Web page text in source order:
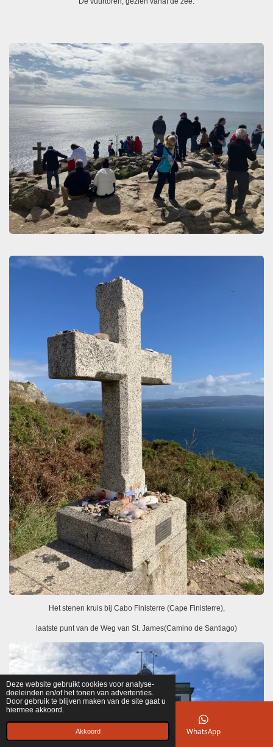
Deze website gebruikt cookies voor analyse-
doeleinden en/of het tonen van advertenties.
Door gebruik te blijven maken van de site gaat u
hiermee akkoord.
Akkoord
Het stenen kruis bij Cabo Finisterre (Cape Finisterre),
laatste punt van de Weg van St. James(Camino de Santiago)
E-mailadres WhatsApp